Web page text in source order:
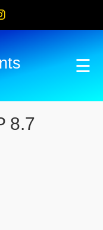
☰
8.7